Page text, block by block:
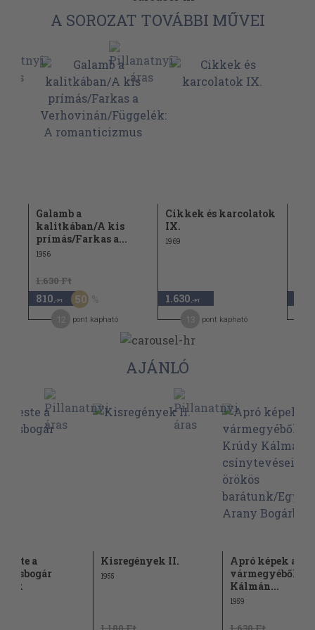
A SOROZAT TOVÁBBI MŰVEI
Galamb a
kalitkában/A kis
prímás/Farkas a...
1956
1.630 Ft
810 ,-Ft 50
pont kapható
Cikkek és karcolatok
IX.
1969
1.630 ,-Ft
pont kapható
AJÁNLÓ
este a
Kisregények II.
1955
Apró képek a
vármegyéből/A
Kálmán...
1959